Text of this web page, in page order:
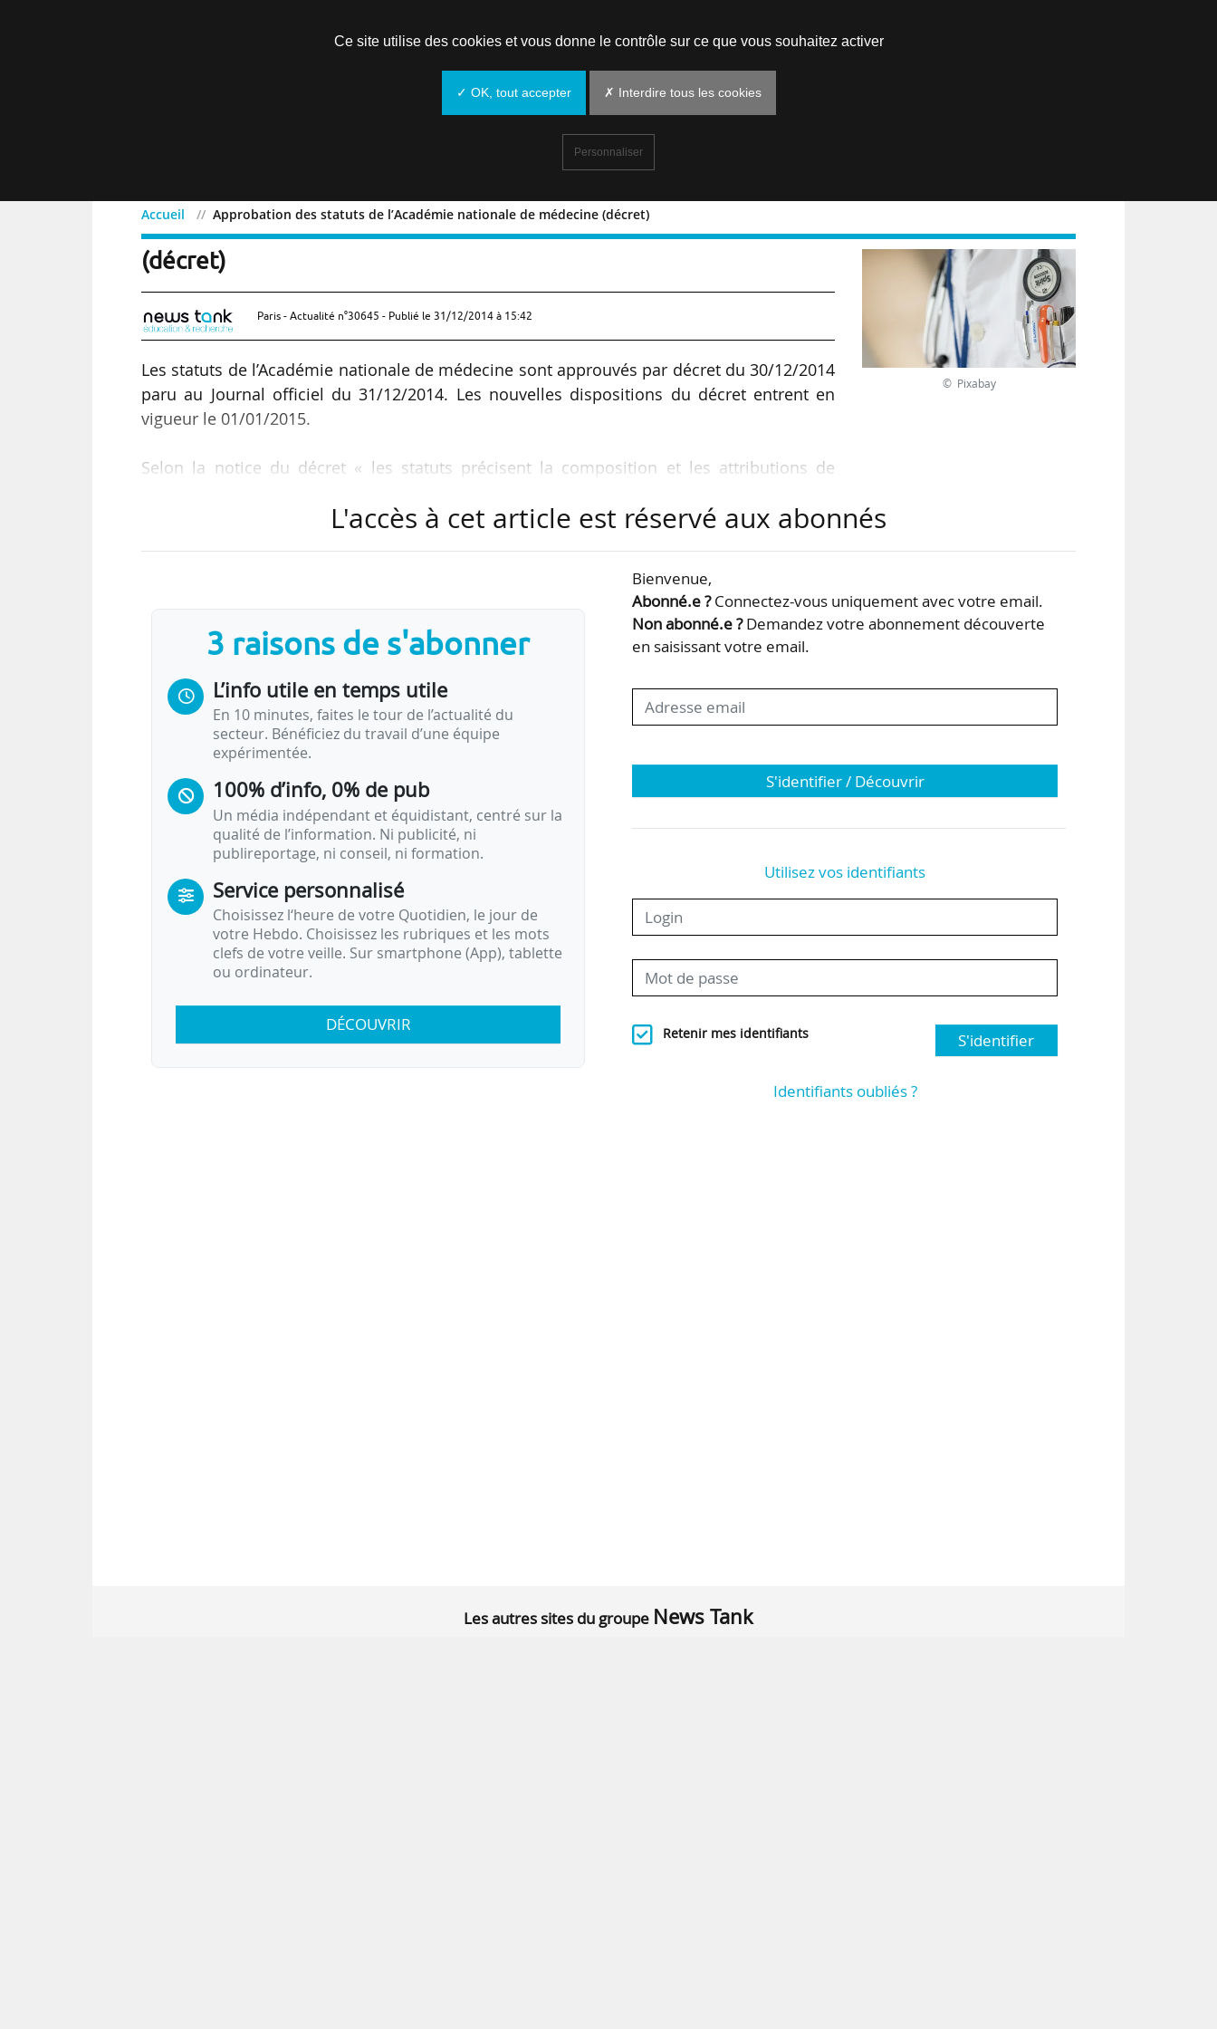
Accueil Approbation des statuts de l’Académie nationale de médecine (décret)
Approbation des statuts de l’Académie nationale de médecine
(décret)
Paris - Actualité n°30645 - Publié le 31/12/2014 à 15:42
Les statuts de l’Académie nationale de médecine sont approuvés par décret du 30/12/2014
paru au Journal officiel du 31/12/2014. Les nouvelles dispositions du décret entrent en
vigueur le 01/01/2015.
Selon la notice du décret « les statuts précisent la composition et les attributions de
perpétuel, du secrétaire adjoint et du trésorier, les modalités de désignation de ses
1/2
Article 1 : L’Académie…
© Pixabay
L'accès à cet article est réservé aux abonnés
3 raisons de s'abonner
L’info utile en temps utile
En 10 minutes, faites le tour de l’actualité du
secteur. Bénéficiez du travail d’une équipe
expérimentée.
100% d’info, 0% de pub
Un média indépendant et équidistant, centré sur la
qualité de l’information. Ni publicité, ni
publireportage, ni conseil, ni formation.
Service personnalisé
Choisissez l‘heure de votre Quotidien, le jour de
votre Hebdo. Choisissez les rubriques et les mots
clefs de votre veille. Sur smartphone (App), tablette
ou ordinateur.
DÉCOUVRIR
Bienvenue,
Abonné.e ?Connectez-vous uniquement avec votre email.
Non abonné.e ?Demandez votre abonnement découverte
en saisissant votre email.
S'identifier / Découvrir
Utilisez vos identifiants
Retenir mes identifiants S'identifier
Identifiants oubliés ?
Les autres sites du groupe News Tank
Ce site utilise des cookies et vous donne le contrôle sur ce que vous souhaitez activer
✓ OK, tout accepter ✗ Interdire tous les cookies
Personnaliser